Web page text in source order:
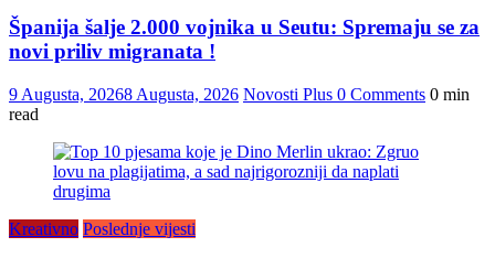
Španija šalje 2.000 vojnika u Seutu: Spremaju se za
novi priliv migranata !
9 Augusta, 20268 Augusta, 2026 Novosti Plus 0 Comments 0 min
read
Kreativno Poslednje vijesti